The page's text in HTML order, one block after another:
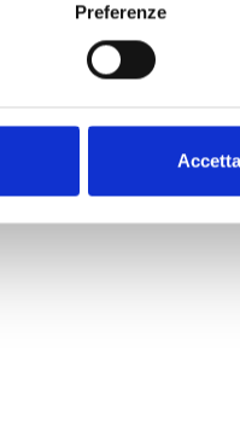
Preferenze